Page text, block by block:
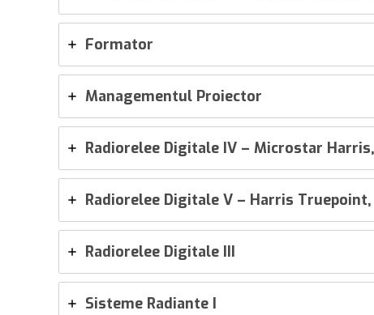
Formator
Managementul Proiector
Radiorelee Digitale IV – Microstar
Radiorelee Digitale V – Harris
Radiorelee Digitale III
Sisteme Radiante I